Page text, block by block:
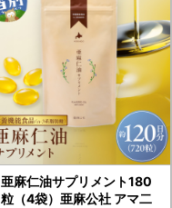
亜麻仁油サプリメント180
粒（4袋）亜麻公社 アマ二